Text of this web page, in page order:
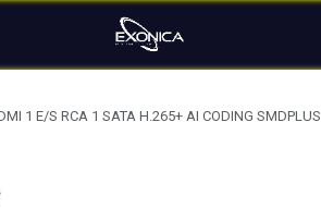
1 E/S RCA 1 SATA H.265+ AI CODING SMDPLUS